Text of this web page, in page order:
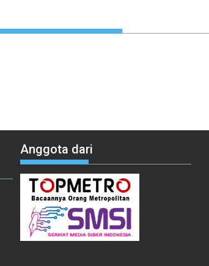
Anggota dari